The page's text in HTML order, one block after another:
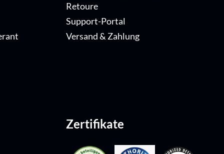
Retoure
Support-Portal
Versand & Zahlung
Zertifikate